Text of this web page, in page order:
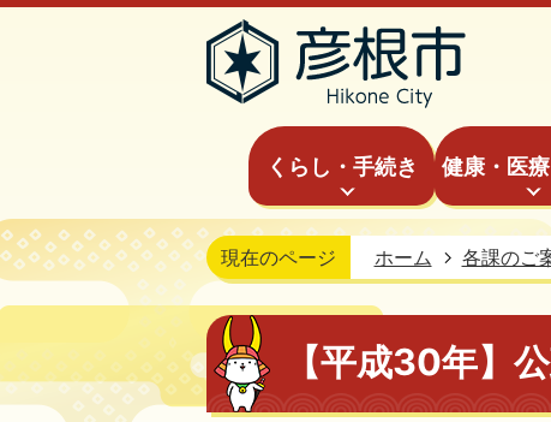
くらし・手続き 健康・医
現在のページ ホーム 各課のご
【平成30年】